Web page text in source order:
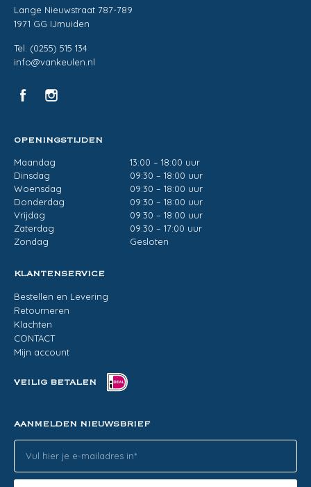
Lange Nieuwstraat 787-789
1971 GG IJmuiden
Tel. (0255) 515 134
info@vankeulen.nl
OPENINGSTIJDEN
Maandag
13:00 – 18:00 uur
Dinsdag
09:30 – 18:00 uur
Woensdag
09:30 – 18:00 uur
Donderdag
09:30 – 18:00 uur
Vrijdag
09:30 – 18:00 uur
Zaterdag
09:30 – 17:00 uur
Zondag
Gesloten
KLANTENSERVICE
Bestellen en Levering
Retourneren
Klachten
CONTACT
Mijn account
VEILIG BETALEN
AANMELDEN NIEUWSBRIEF